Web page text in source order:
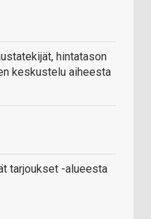
hintatason
keskustelu aiheesta
tarjoukset -alueesta